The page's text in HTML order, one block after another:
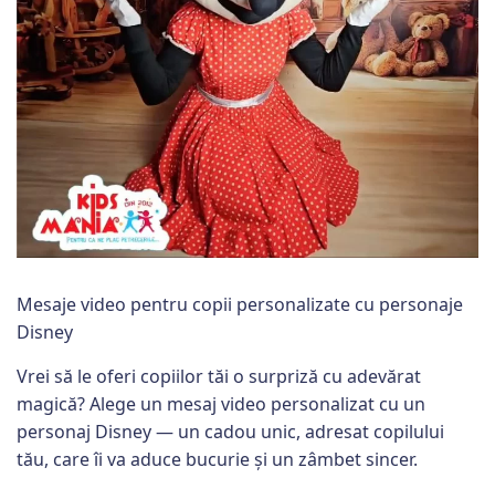
Mesaje video pentru copii personalizate cu personaje
Disney
Vrei să le oferi copiilor tăi o surpriză cu adevărat
magică? Alege un mesaj video personalizat cu un
personaj Disney — un cadou unic, adresat copilului
tău, care îi va aduce bucurie și un zâmbet sincer.